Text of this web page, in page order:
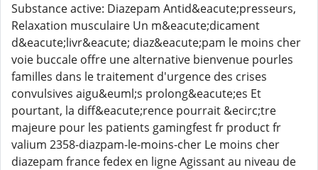
Substance active: Diazepam Antid&eacute;presseurs,
Relaxation musculaire Un m&eacute;dicament
d&eacute;livr&eacute; diaz&eacute;pam le moins cher
voie buccale offre une alternative bienvenue pourles
familles dans le traitement d'urgence des crises
convulsives aigu&euml;s prolong&eacute;es Et
pourtant, la diff&eacute;rence pourrait &ecirc;tre
majeure pour les patients gamingfest fr product fr
valium 2358-diazpam-le-moins-cher Le moins cher
diazepam france fedex en ligne Agissant au niveau de